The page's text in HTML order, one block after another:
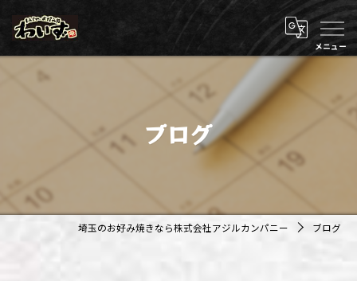
ブログ
埼玉のお好み焼きなら株式会社アジルカンパニー ブログ